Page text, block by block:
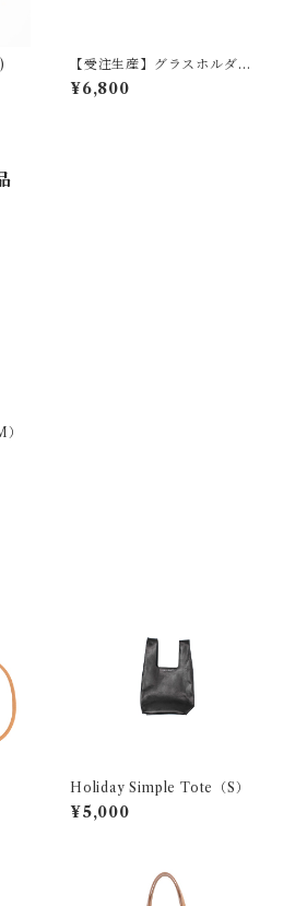
【受注生産】グラスホルダー
『LOOP』（グラデーショ
ン）
¥6,800
Holiday Simple Tote（S）
¥5,000